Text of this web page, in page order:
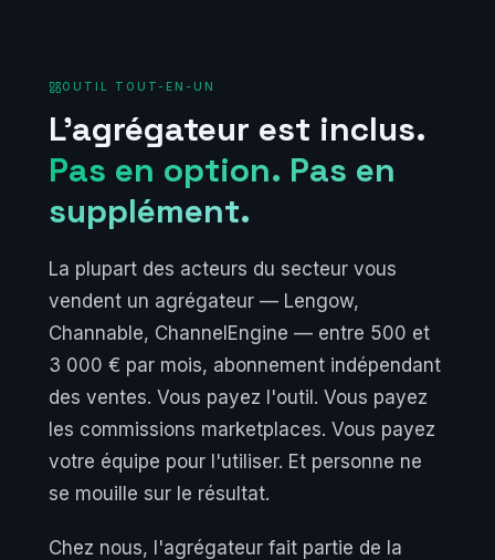
OUTIL TOUT-EN-UN
L'agrégateur est inclus.
Pas en option. Pas en
supplément.
La plupart des acteurs du secteur vous
vendent un agrégateur — Lengow,
Channable, ChannelEngine — entre 500 et
3 000 € par mois, abonnement indépendant
des ventes. Vous payez l'outil. Vous payez
les commissions marketplaces. Vous payez
votre équipe pour l'utiliser. Et personne ne
se mouille sur le résultat.
Chez nous, l'agrégateur fait partie de la